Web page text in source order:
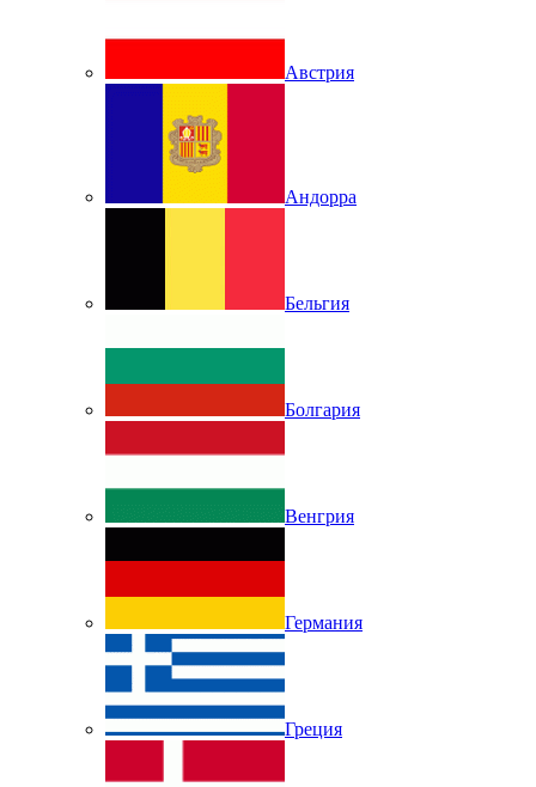
Австрия
Андорра
Бельгия
Болгария
Венгрия
Германия
Греция